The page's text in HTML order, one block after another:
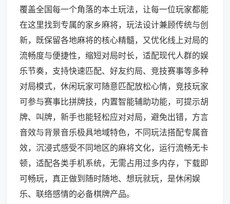
覆盖全国每一个角落的本土玩法，让每一位玩家都能
在这里找到专属的家乡麻将，玩法设计兼顾传统与创
新，既保留各地麻将的核心精髓，又优化线上对局的
流畅度与便捷性，缩短对局时长，适配现代人群的娱
乐节奏，支持快速匹配、好友约局、竞技赛事等多种
对局模式，休闲玩家可随意匹配放松心情，竞技玩家
可参与赛事比拼牌技，内置智能辅助功能，可提示胡
牌、叫牌，新手也能轻松应对对局，避免出错，方言
音效与背景音乐极具地域特色，不同玩法搭配专属音
效，沉浸式感受不同地区的麻将文化，运行流畅无卡
顿，适配各类手机系统，无需占用过多内存，下载即
可畅玩，真正做到随时随地、想玩就玩，是休闲娱
乐、联络感情的必备棋牌产品。